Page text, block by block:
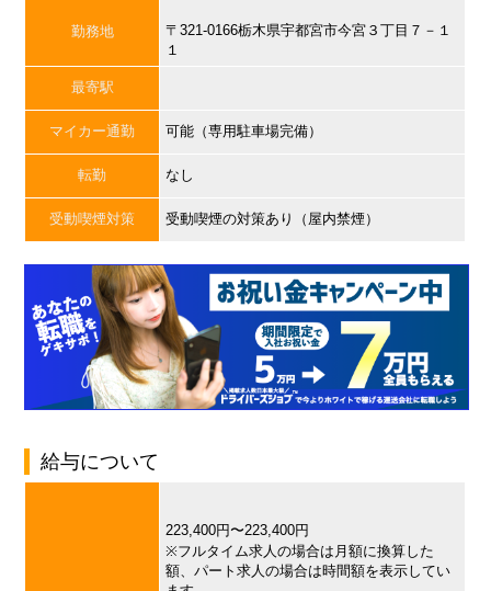
勤務地
〒321-0166栃木県宇都宮市今宮３丁目７－１
１
最寄駅
マイカー通勤 可能（専用駐車場完備）
転勤 なし
受動喫煙対策 受動喫煙の対策あり（屋内禁煙）
給与について
223,400円〜223,400円
※フルタイム求人の場合は月額に換算した
額、パート求人の場合は時間額を表示してい